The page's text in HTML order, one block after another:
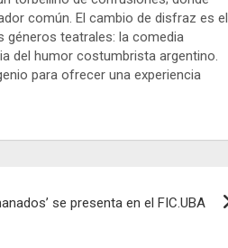
común. El cambio de disfraz es el
teatrales: la comedia
del humor costumbrista argentino.
para ofrecer una experiencia
se presenta en el FIC.UBA